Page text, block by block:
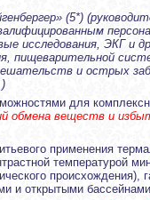
(5*)
исследования, ЭКГ и
пищеварительной
и острых
для
обмена веществ и
применения
температурой
и открытыми бассейнами.